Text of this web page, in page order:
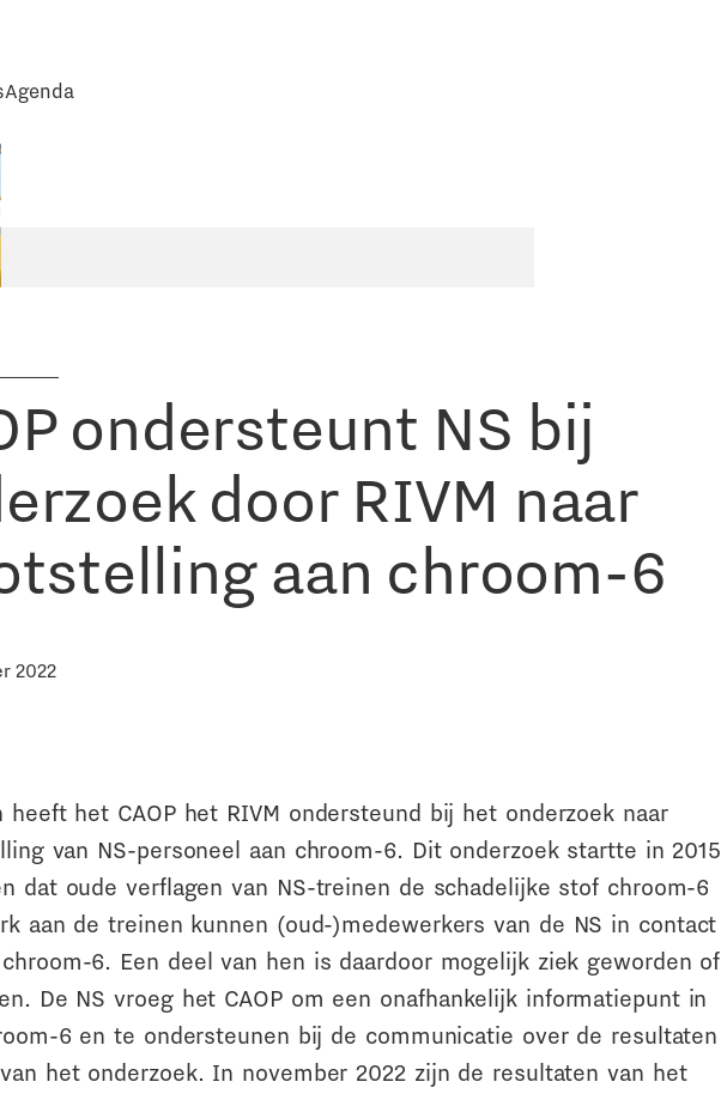
Agenda
ondersteunt NS bij
door RIVM naar
aan chroom-6
2022
heeft het CAOP het RIVM ondersteund bij het onderzoek naar
van NS-personeel aan chroom-6. Dit onderzoek startte in 2015
dat oude verflagen van NS-treinen de schadelijke stof chroom-6
aan de treinen kunnen (oud-)medewerkers van de NS in contact
6. Een deel van hen is daardoor mogelijk ziek geworden of
De NS vroeg het CAOP om een onafhankelijk informatiepunt in
6 en te ondersteunen bij de communicatie over de resultaten
het onderzoek. In november 2022 zijn de resultaten van het